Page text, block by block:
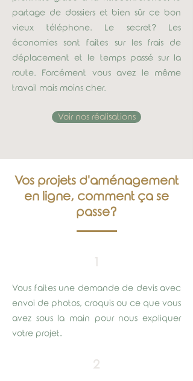
partage de dossiers et bien sûr ce bon
vieux téléphone. Le secret? Les
économies sont faites sur les frais de
déplacement et le temps passé sur la
route. Forcément vous avez le même
travail mais moins cher.
Voir nos réalisations
Vos projets d'aménagement
en ligne, comment ça se
passe?
1
Vous faites une demande de devis avec
envoi de photos, croquis ou ce que vous
avez sous la main pour nous expliquer
votre projet.
2